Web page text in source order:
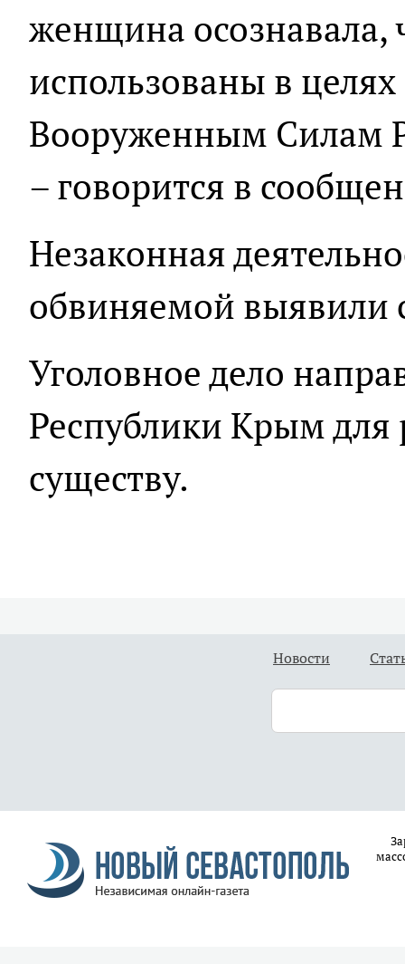
женщина осознавала,
использованы в
Вооруженным Силам
– говорится в
Незаконная
обвиняемой выявили
Уголовное дело
Республики Крым для
существу.
Новости